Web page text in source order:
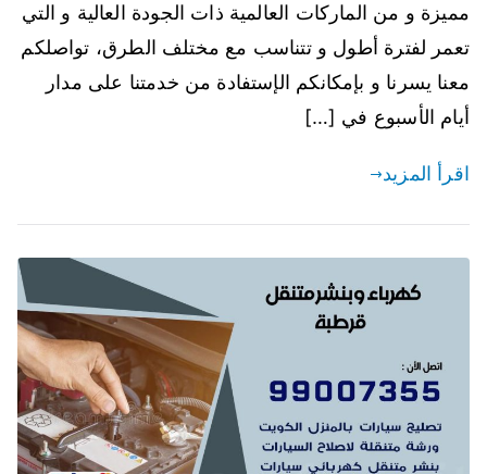
مميزة و من الماركات العالمية ذات الجودة العالية و التي
تعمر لفترة أطول و تتناسب مع مختلف الطرق، تواصلكم
معنا يسرنا و بإمكانكم الإستفادة من خدمتنا على مدار
أيام الأسبوع في […]
اقرأ المزيد